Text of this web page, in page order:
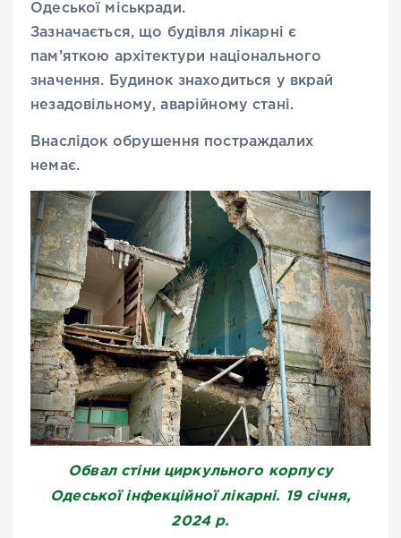
Одеської міськради.
Зазначається, що будівля лікарні є
пам’яткою архітектури національного
значення. Будинок знаходиться у вкрай
незадовільному, аварійному стані.
Внаслідок обрушення постраждалих
немає.
Обвал стіни циркульного корпусу
Одеської інфекційної лікарні. 19 січня,
2024 р.